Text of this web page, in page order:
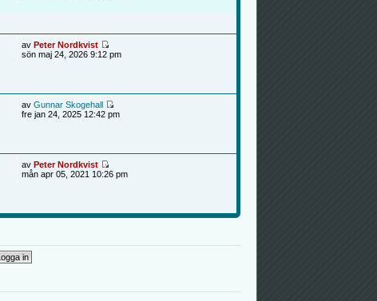
av Peter Nordkvist
sön maj 24, 2026 9:12 pm
av Gunnar Skogehall
fre jan 24, 2025 12:42 pm
av Peter Nordkvist
mån apr 05, 2021 10:26 pm